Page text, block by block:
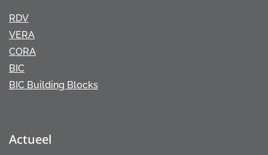
RDV
VERA
CORA
BIC
BIC Building Blocks
Actueel